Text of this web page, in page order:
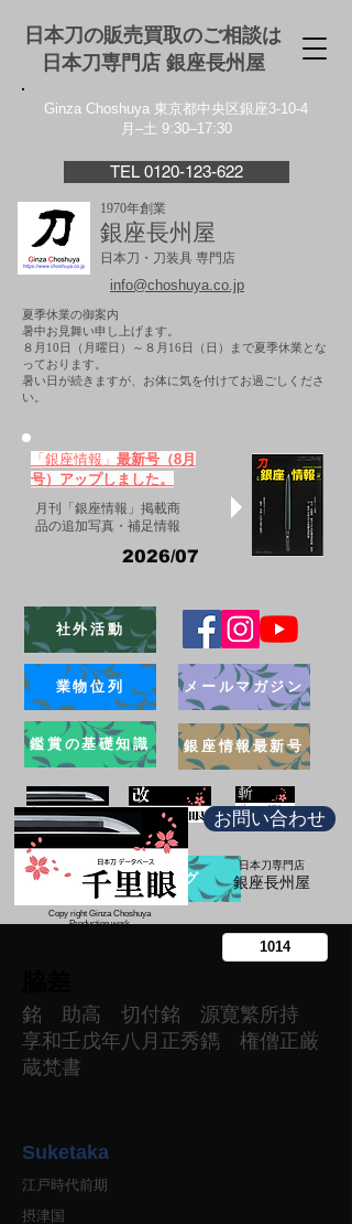
日本刀の販売買取のご相談は
日本刀専門店 銀座⻑州屋
Ginza Choshuya 東京都中央区銀座3-10-4
月–土 9:30–17:30
TEL 0120-123-622
1970年創業
銀座長州屋
日本刀・刀装具 専門店
info@choshuya.co.jp
夏季休業の御案内
暑中お見舞い申し上げます。
８月10日（月曜日）～８月16日（日）まで夏季休業とな
っております。
​暑い日が続きますが、お体に気を付けてお過ごしくださ
い。
「銀座情報」 最新号（8月
号）アップしました。
月刊「銀座情報」掲載商
品の追加写真・補足情報
2026/07
社外活動
業物位列
鑑賞の基礎知識
メールマガジン
銀座情報最新号
ブログ
お問い合わせ
日本刀専門店
​銀座長州屋
Copy right Ginza Choshuya
Production work
銘 助高 切付銘 源寛繁所持
享和壬戊年八月正秀鐫 権僧正厳
蔵梵書
Suketaka
江戸時代前期
摂津国